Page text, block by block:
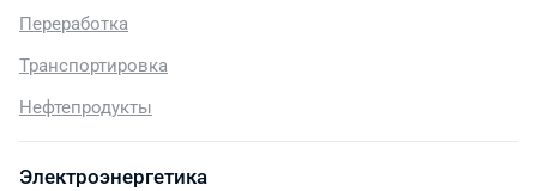
Переработка
Транспортировка
Нефтепродукты
Электроэнергетика